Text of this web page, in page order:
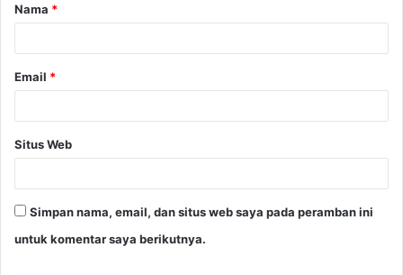
r
Nama *
Email *
Situs Web
Simpan nama, email, dan situs web saya pada peramban ini
untuk komentar saya berikutnya.